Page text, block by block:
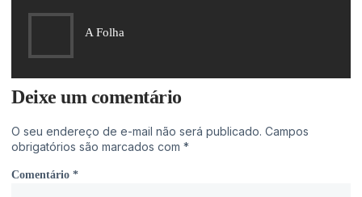
A Folha
Deixe um comentário
O seu endereço de e-mail não será publicado. Campos
obrigatórios são marcados com *
Comentário *